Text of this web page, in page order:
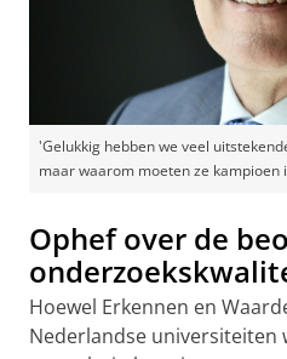
'Gelukkig hebben we veel
maar waarom moeten ze kampioen
Ophef over de
Hoewel Erkennen en
Nederlandse